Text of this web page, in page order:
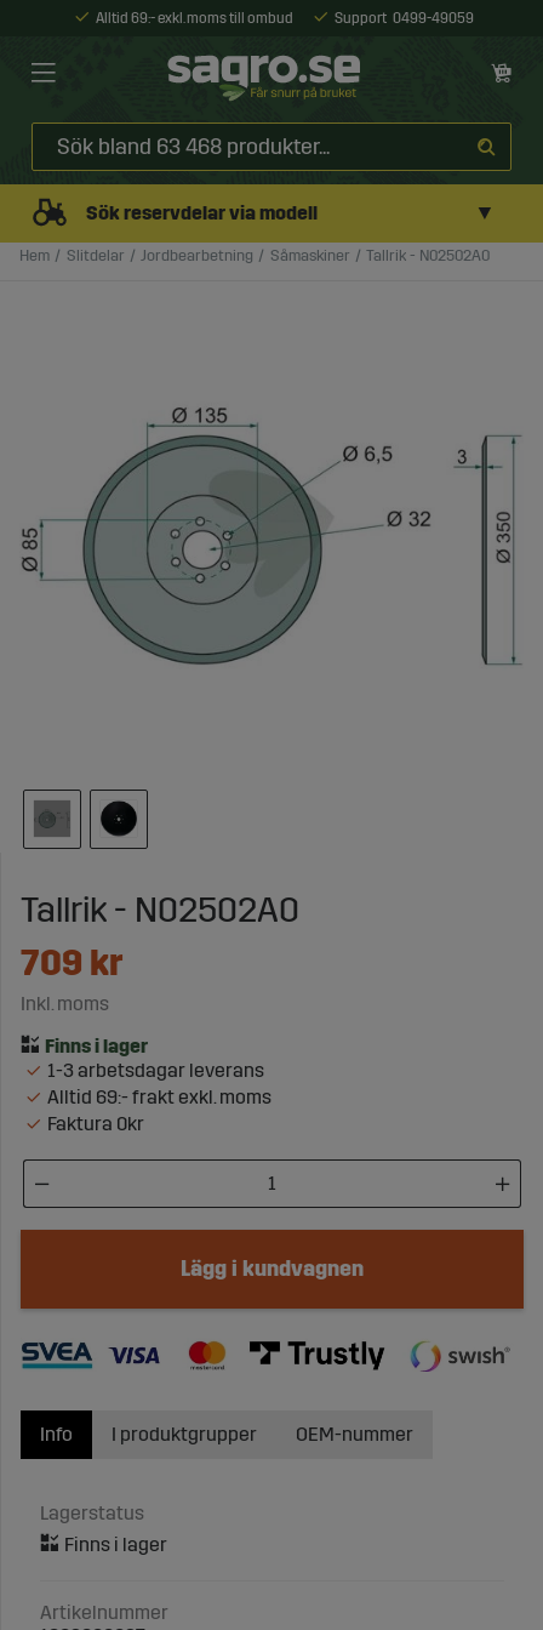
Alltid 69:- exkl. moms till ombud Support 0499-49059
Sök reservdelar via modell ▼
Hem Slitdelar Jordbearbetning Såmaskiner Tallrik - N02502A0
Tallrik - N02502A0
709 kr
Inkl. moms
1-3 arbetsdagar leverans
Alltid 69:- frakt exkl. moms
Faktura 0kr
Lägg i kundvagnen
Info
Lagerstatus
Artikelnummer
I produktgrupper OEM-nummer